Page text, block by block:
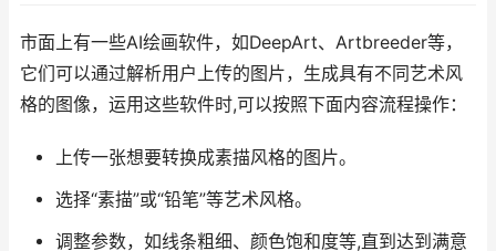
市面上有一些AI绘画软件，如DeepArt、Artbreeder等，
它们可以通过解析用户上传的图片，生成具有不同艺术风
格的图像，运用这些软件时,可以按照下面内容流程操作：
上传一张想要转换成素描风格的图片。
选择“素描”或“铅笔”等艺术风格。
调整参数，如线条粗细、颜色饱和度等,直到达到满意